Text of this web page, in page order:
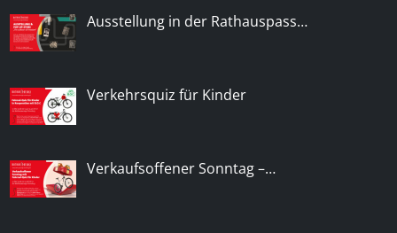
Ausstellung in der Rathauspass…
Verkehrsquiz für Kinder
Verkaufsoffener Sonntag –…